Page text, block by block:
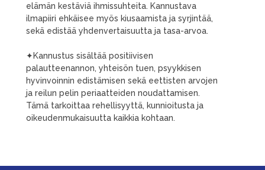
elämän kestäviä ihmissuhteita. Kannustava
ilmapiiri ehkäisee myös kiusaamista ja syrjintää,
sekä edistää yhdenvertaisuutta ja tasa-arvoa.
✦Kannustus sisältää positiivisen
palautteenannon, yhteisön tuen, psyykkisen
hyvinvoinnin edistämisen sekä eettisten arvojen
ja reilun pelin periaatteiden noudattamisen.
Tämä tarkoittaa rehellisyyttä, kunnioitusta ja
oikeudenmukaisuutta kaikkia kohtaan.